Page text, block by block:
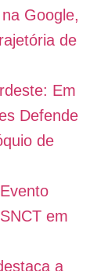
Google,
de
Em
Defende
de
em
a